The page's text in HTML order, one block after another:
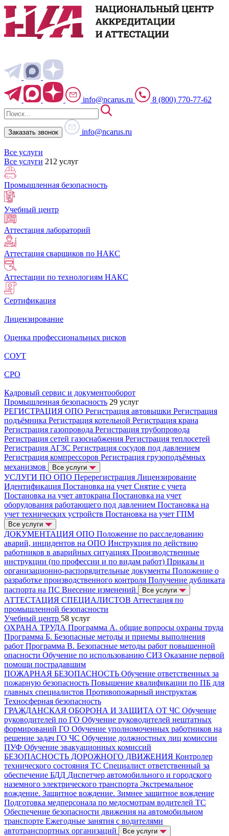
info@ncarus.ru 8 (800) 770-77-62
Заказать звонок info@ncarus.ru
Все услуги
Все услуги 212 услуг
Промышленная безопасность
Учебный центр
Аттестация лабораторий
Аттестация сварщиков по НАКС
Аттестации по технологиям НАКС
Сертификация
Лицензирование
Оценка профессиональных рисков
СОУТ
СРО
Кадровый сервис и документооборот
Промышленная безопасность 29 услуг
РЕГИСТРАЦИЯ ОПО Регистрация автовышки Регистрация
подъёмника Регистрация котельной Регистрация крана
Регистрация газопровода Регистрация трубопровода
Регистрация сетей газоснабжения Регистрация теплосетей
Регистрация АГЗС Регистрация сосудов под давлением
Регистрация компрессоров Регистрация грузоподъёмных
механизмов
Все услуги
УСЛУГИ ПО ОПО Перерегистрация Лицензирование
Идентификация Постановка на учет Снятие с учета
Постановка на учет автокрана Постановка на учет
оборудования работающего под давлением Постановка на
учет технических устройств Постановка на учет ГПМ
Все услуги
ДОКУМЕНТАЦИЯ ОПО Положение по расследованию
аварий, инцидентов на ОПО Инструкция по действию
работников в аварийных ситуациях Производственные
инструкции (по профессии и по видам работ) Приказы и
организационно-распорядительные документы Положение о
разработке производственного контроля Получение дубликата
паспорта на ПС Внесение изменений Все услуги
АТТЕСТАЦИЯ СПЕЦИАЛИСТОВ Аттестация по
промышленной безопасности
Учебный центр 58 услуг
ОХРАНА ТРУДА Программа А. общие вопросы охраны труда
Программа Б. Безопасные методы и приемы выполнения
работ Программа В. Безопасные методы работ повышенной
опасности Обучение по использованию СИЗ Оказание первой
помощи пострадавшим
ПОЖАРНАЯ БЕЗОПАСНОСТЬ Обучение ответственных за
пожарную безопасность Повышение квалификации по ПБ для
главных специалистов Противопожарный инструктаж
Техносферная безопасность
ГРАЖДАНСКАЯ ОБОРОНА И ЗАЩИТА ОТ ЧС Обучение
руководителей по ГО Обучение руководителей нештатных
формирований ГО Обучение уполномоченных работников на
решение задач ГО ЧС Обучение должностных лиц комиссии
ПУФ Обучение эвакуационных комиссий
БЕЗОПАСНОСТЬ ДОРОЖНОГО ДВИЖЕНИЯ Контролер
технического состояния ТС Специалист ответственный за
обеспечение БДД Диспетчер автомобильного и городского
наземного электрического транспорта Экстремальное
вождение. Защитное вождение. Зимнее защитное вождение
Подготовка медперсонала по медосмотрам водителей ТС
Обеспечение безопасности движения на автомобильном
транспорте Ежегодные занятия с водителями
автотранспортных организаций
Все услуги